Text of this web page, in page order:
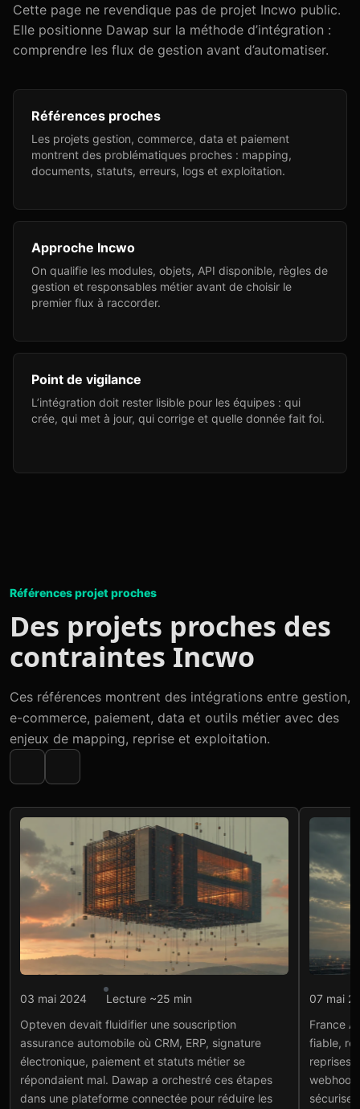
Cette page ne revendique pas de projet Incwo public.
Elle positionne Dawap sur la méthode d’intégration :
comprendre les flux de gestion avant d’automatiser.
Références proches
Les projets gestion, commerce, data et paiement
montrent des problématiques proches : mapping,
documents, statuts, erreurs, logs et exploitation.
Approche Incwo
On qualifie les modules, objets, API disponible, règles de
gestion et responsables métier avant de choisir le
premier flux à raccorder.
Point de vigilance
L’intégration doit rester lisible pour les équipes : qui
crée, qui met à jour, qui corrige et quelle donnée fait foi.
Références projet proches
Des projets proches des
contraintes Incwo
Ces références montrent des intégrations entre gestion,
e-commerce, paiement, data et outils métier avec des
enjeux de mapping, reprise et exploitation.
Intégration API
assurance connectée
Voir le projet→
03 mai 2024
Lecture ~25 min
Opteven devait fluidifier une souscription
assurance automobile où CRM, ERP, signature
électronique, paiement et statuts métier se
répondaient mal. Dawap a orchestré ces étapes
dans une plateforme connectée pour réduire les
07 mai
France
fiable,
reprises